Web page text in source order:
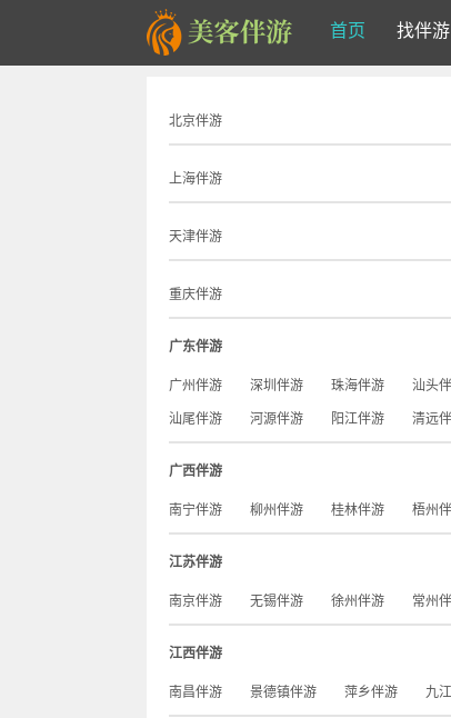
首页 找伴游
北京伴游
上海伴游
天津伴游
重庆伴游
广东伴游
广州伴游 深圳伴游 珠海伴游 汕头
汕尾伴游 河源伴游 阳江伴游 清远
广西伴游
南宁伴游 柳州伴游 桂林伴游 梧州
江苏伴游
南京伴游 无锡伴游 徐州伴游 常州
江西伴游
南昌伴游 景德镇伴游 萍乡伴游 九